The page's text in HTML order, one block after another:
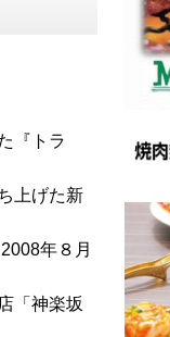
『トラ
上げた新
年８月
「神楽坂